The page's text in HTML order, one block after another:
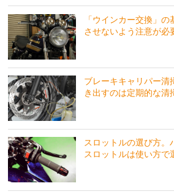
「ウインカー交換」
させないよう注意が必
ブレーキキャリパー清
き出すのは定期的な清
スロットルの選び方。
スロットルは使い方で